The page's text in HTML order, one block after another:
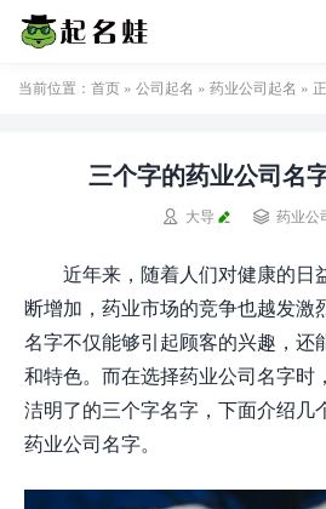
当前位置： 首页 » 公司起名 » 药业公司起名 »
三个字的药业公司名
 大导  药业公
近年来，随着人们对健康的日
断增加，药业市场的竞争也越发激
名字不仅能够引起顾客的兴趣，还
和特色。而在选择药业公司名字时
洁明了的三个字名字，下面介绍几
药业公司名字。